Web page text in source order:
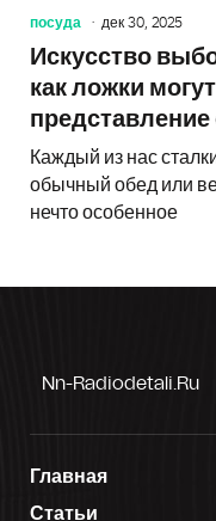
посуда дек 30, 2025
Искусство
как ложки
представление
Каждый из нас
обычный обед или
нечто особенное
Nn-Radiodetali.ru
Главная
Статьи